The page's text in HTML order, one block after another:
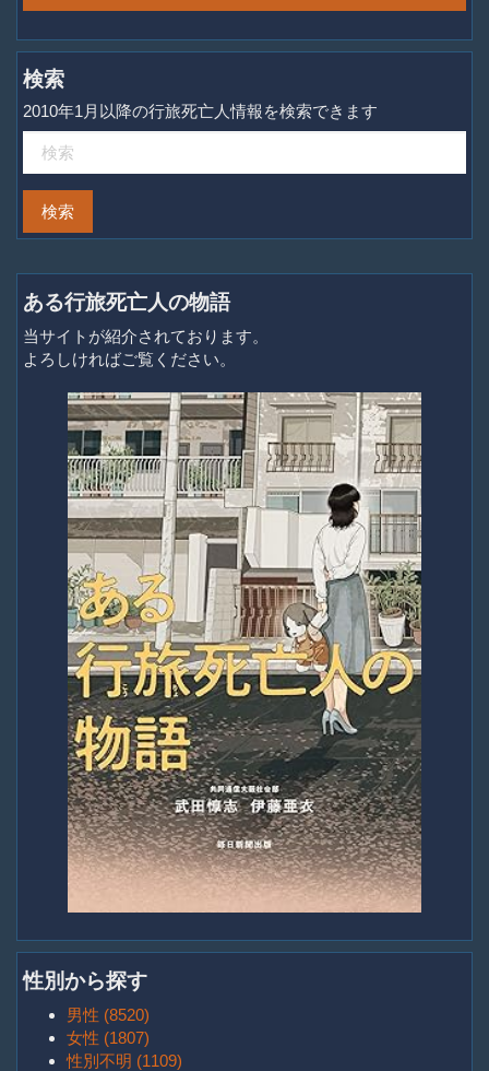
検索
2010年1月以降の行旅死亡人情報を検索できます
ある行旅死亡人の物語
当サイトが紹介されております。
よろしければご覧ください。
性別から探す
男性 (8520)
女性 (1807)
性別不明 (1109)